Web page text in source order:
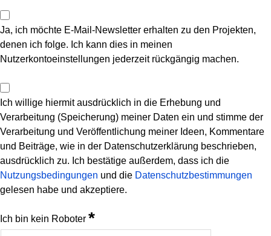
Ja, ich möchte E-Mail-Newsletter erhalten zu den Projekten,
denen ich folge. Ich kann dies in meinen
Nutzerkontoeinstellungen jederzeit rückgängig machen.
Ich willige hiermit ausdrücklich in die Erhebung und
Verarbeitung (Speicherung) meiner Daten ein und stimme der
Verarbeitung und Veröffentlichung meiner Ideen, Kommentare
und Beiträge, wie in der Datenschutzerklärung beschrieben,
ausdrücklich zu. Ich bestätige außerdem, dass ich die
Nutzungsbedingungen und die Datenschutzbestimmungen
gelesen habe und akzeptiere.
Ich bin kein Roboter *